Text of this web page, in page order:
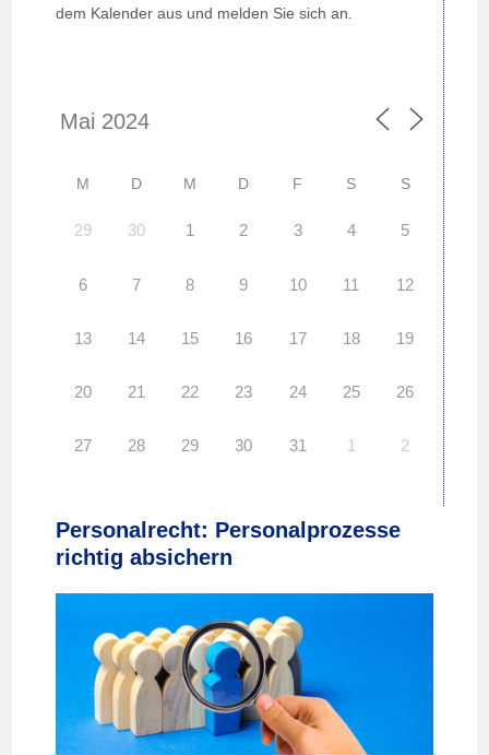
dem Kalender aus und melden Sie sich an.
M D M D F S S
29 30 1 2 3 4 5
6 7 8 9 10 11 12
13 14 15 16 17 18 19
20 21 22 23 24 25 26
27 28 29 30 31 1 2
Personalrecht: Personalprozesse
richtig absichern